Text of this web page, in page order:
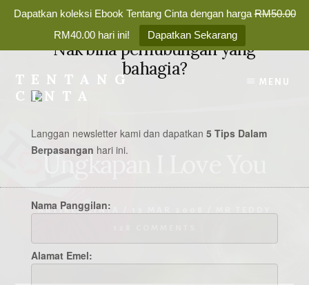
Dapatkan koleksi Ebook Tentang Cinta dengan hargaRM50.00
RM40.00 hari ini!
Dapatkan Sekarang
content
TENTANG
CINTA
Percintaan
yang
MENU
Ungkapan I Love You
ARTIKEL CINTA
Nak bina perhubungan yang
bahagia?
Langgan newsletter kami dan dapatkan 5 Tips Dalam
Berpasangan hariini.
Nama Panggilan:
Alamat Emel: